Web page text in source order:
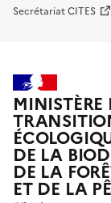
Secrétariat CITES
MINISTÈRE
DE LA
DE LA
ET DE LA